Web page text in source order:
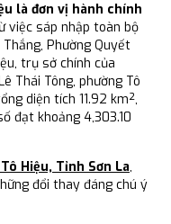
là đơn vị hành chính
việc sáp nhập toàn bộ
Phường Quyết
trụ sở chính của
Thái Tông, phường Tô
diện tích 11.92 km²,
đạt khoảng 4,303.10
Hiệu, Tỉnh Sơn La,
đổi thay đáng chú ý